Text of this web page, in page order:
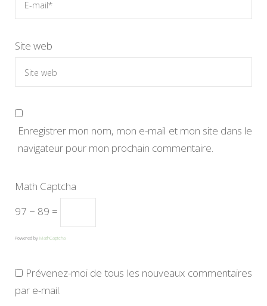
Site web
Enregistrer mon nom, mon e-mail et mon site dans le
navigateur pour mon prochain commentaire.
Math Captcha
97 − 89 =
Powered byMathCaptcha
Prévenez-moi de tous les nouveaux commentaires
par e-mail.